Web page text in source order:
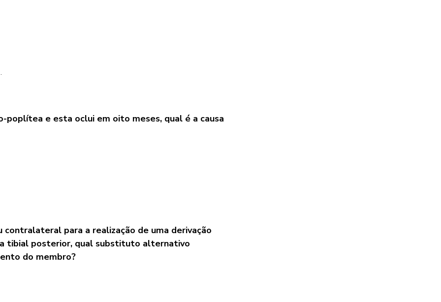
e esta oclui em oito meses, qual é a causa
para a realização de uma derivação
tibial posterior, qual substituto alternativo
do membro?